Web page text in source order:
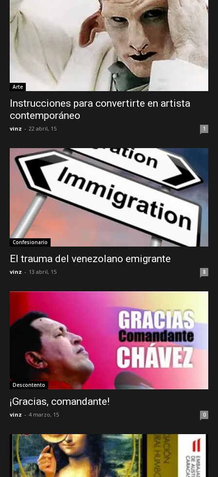
Arte
Instrucciones para convertirte en artista
contemporáneo
vinz - 22 abril, 15 1
Confesionario
El trauma del venezolano emigrante
vinz - 13 abril, 15 8
Descontento
¡Gracias, comandante!
vinz - 4 marzo, 15 0